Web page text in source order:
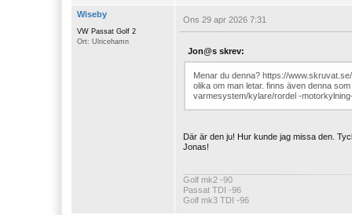
Wiseby
VW Passat Golf 2
Ort: Ulricehamn
Ons 29 apr 2026 7:31
Jon@s skrev:
Menar du denna? https://
olika om man letar. finns även denna
varmesystem/kylare/rordel -
Där är den ju! Hur kunde jag missa den.
Jonas!
Golf mk2 -90
Passat TDI -96
Golf mk3 TDI -96